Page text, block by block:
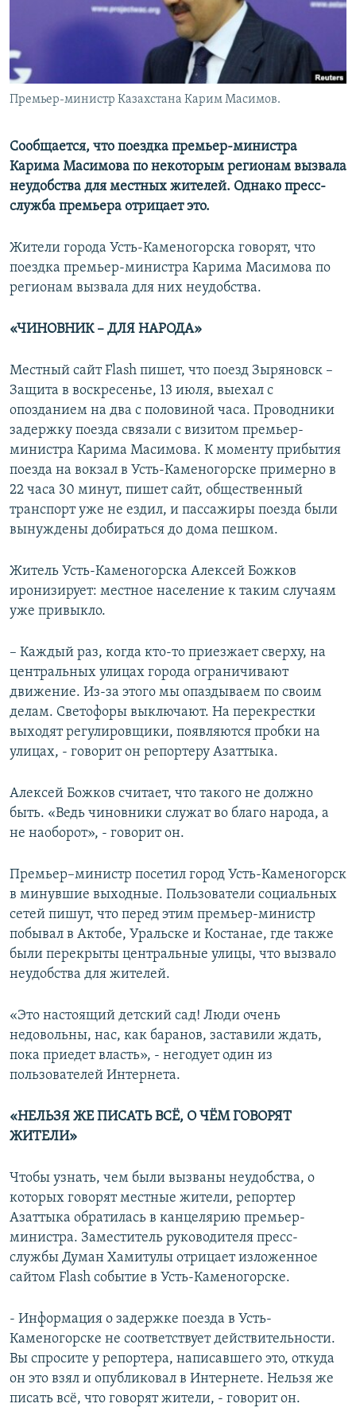
Премьер-министр Казахстана Карим Масимов.
Сообщается, что поездка премьер-министра
Карима Масимова по некоторым регионам вызвала
неудобства для местных жителей. Однако пресс-
служба премьера отрицает это.
Жители города Усть-Каменогорска говорят, что
поездка премьер-министра Карима Масимова по
регионам вызвала для них неудобства.
«ЧИНОВНИК – ДЛЯ НАРОДА»
Местный сайт Flash пишет, что поезд Зыряновск –
Защита в воскресенье, 13 июля, выехал с
опозданием на два с половиной часа. Проводники
задержку поезда связали с визитом премьер-
министра Карима Масимова. К моменту прибытия
поезда на вокзал в Усть-Каменогорске примерно в
22 часа 30 минут, пишет сайт, общественный
транспорт уже не ездил, и пассажиры поезда были
вынуждены добираться до дома пешком.
Житель Усть-Каменогорска Алексей Божков
иронизирует: местное население к таким случаям
уже привыкло.
– Каждый раз, когда кто-то приезжает сверху, на
центральных улицах города ограничивают
движение. Из-за этого мы опаздываем по своим
делам. Светофоры выключают. На перекрестки
выходят регулировщики, появляются пробки на
улицах, - говорит он репортеру Азаттыка.
Алексей Божков считает, что такого не должно
быть. «Ведь чиновники служат во благо народа, а
не наоборот», - говорит он.
Премьер–министр посетил город Усть-Каменогорск
в минувшие выходные. Пользователи социальных
сетей пишут, что перед этим премьер-министр
побывал в Актобе, Уральске и Костанае, где также
были перекрыты центральные улицы, что вызвало
неудобства для жителей.
«Это настоящий детский сад! Люди очень
недовольны, нас, как баранов, заставили ждать,
пока приедет власть», - негодует один из
пользователей Интернета.
«НЕЛЬЗЯ ЖЕ ПИСАТЬ ВСЁ, О ЧЁМ ГОВОРЯТ
ЖИТЕЛИ»
Чтобы узнать, чем были вызваны неудобства, о
которых говорят местные жители, репортер
Азаттыка обратилась в канцелярию премьер-
министра. Заместитель руководителя пресс-
службы Думан Хамитулы отрицает изложенное
сайтом Flash событие в Усть-Каменогорске.
- Информация о задержке поезда в Усть-
Каменогорске не соответствует действительности.
Вы спросите у репортера, написавшего это, откуда
он это взял и опубликовал в Интернете. Нельзя же
писать всё, что говорят жители, - говорит он.